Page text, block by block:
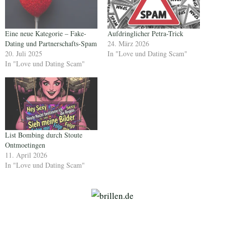
Eine neue Kategorie – Fake-
Dating und Partnerschafts-Spam
20. Juli 2025
In "Love und Dating Scam"
Aufdringlicher Petra-Trick
24. März 2026
In "Love und Dating Scam"
List Bombing durch Stoute
Ontmoetingen
11. April 2026
In "Love und Dating Scam"